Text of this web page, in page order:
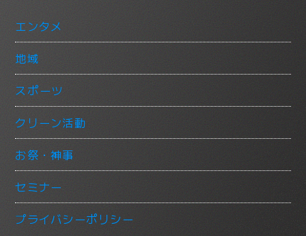
エンタメ
地域
スポーツ
クリーン活動
お祭・神事
セミナー
プライバシーポリシー